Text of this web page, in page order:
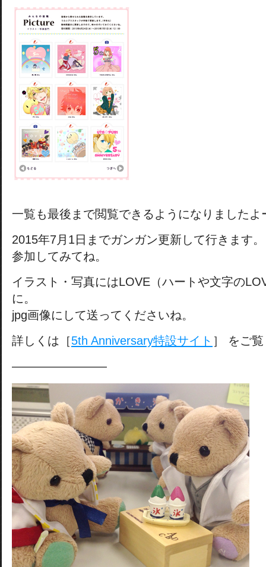
一覧も最後まで閲覧できるようになりましたよ
2015年7月1日までガンガン更新して行きます。
参加してみてね。
イラスト・写真にはLOVE（ハートや文字の
に。
jpg画像にして送ってくださいね。
詳しくは［5th Anniversary特設サイト ］ をご
————————